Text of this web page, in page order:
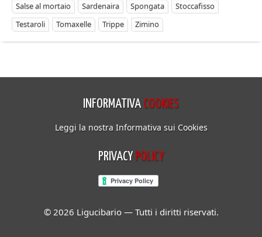
Salse al mortaio
Sardenaira Spongata
Stoccafisso
Testaroli
Tomaxelle Trippe Zimino
INFORMATIVA COOKIES
Leggi la nostra Informativa sui Cookies
PRIVACY POLICY
© 2026 Ligucibario — Tutti i diritti riservati.